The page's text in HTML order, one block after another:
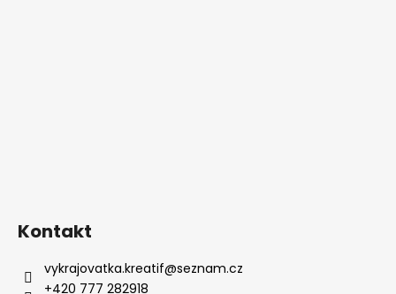
Kontakt
vykrajovatka.kreatif@seznam.cz
+420 777 282918